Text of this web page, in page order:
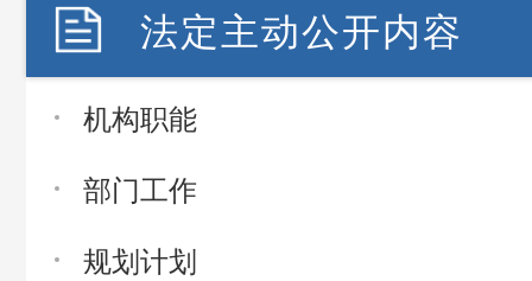
法定主动公开内容
机构职能
部门工作
规划计划